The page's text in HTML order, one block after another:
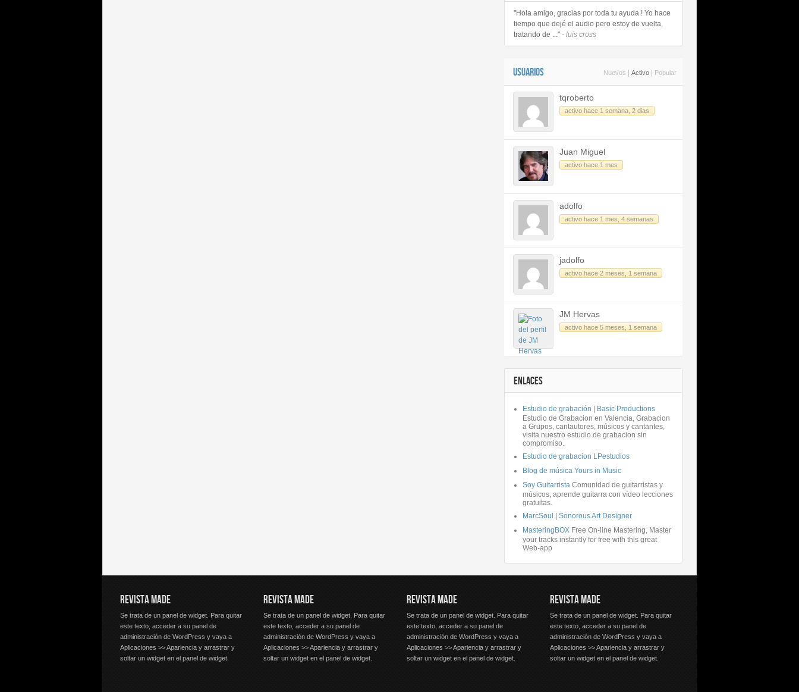
"Hola amigo, gracias por toda tu ayuda ! Yo hace
tiempo que dejé el audio pero estoy de vuelta,
tratando de ..." - luis cross
USUARIOS Nuevos Activo Popular
tqroberto
activo hace 1 semana, 2 dias
Juan Miguel
activo hace 1 mes
adolfo
activo hace 1 mes, 4 semanas
jadolfo
activo hace 2 meses, 1 semana
JM Hervas
activo hace 5 meses, 1 semana
ENLACES
Estudio de grabación | Basic Productions
Estudio de Grabacion en Valencia, Grabacion
a Grupos, cantautores, músicos y cantantes,
visita nuestro estudio de grabacion sin
compromiso.
Estudio de grabacion LPestudios
Blog de música Yours in Music
Soy Guitarrista Comunidad de guitarristas y
músicos, aprende guitarra con vídeo lecciones
gratuitas.
MarcSoul | Sonorous Art Designer
MasteringBOX Free On-line Mastering, Master
your tracks instantly for free with this great
Web-app
REVISTA MADE
Se trata de un panel de widget. Para quitar
este texto, acceder a su panel de
administración de WordPress y vaya a
Aplicaciones >> Apariencia y arrastrar y
soltar un widget en el panel de widget.
REVISTA MADE
Se trata de un panel de widget. Para quitar
este texto, acceder a su panel de
administración de WordPress y vaya a
Aplicaciones >> Apariencia y arrastrar y
soltar un widget en el panel de widget.
REVISTA MADE
Se trata de un panel de widget. Para quitar
este texto, acceder a su panel de
administración de WordPress y vaya a
Aplicaciones >> Apariencia y arrastrar y
soltar un widget en el panel de widget.
REVISTA MADE
Se trata de un panel de widget. Para quitar
este texto, acceder a su panel de
administración de WordPress y vaya a
Aplicaciones >> Apariencia y arrastrar y
soltar un widget en el panel de widget.